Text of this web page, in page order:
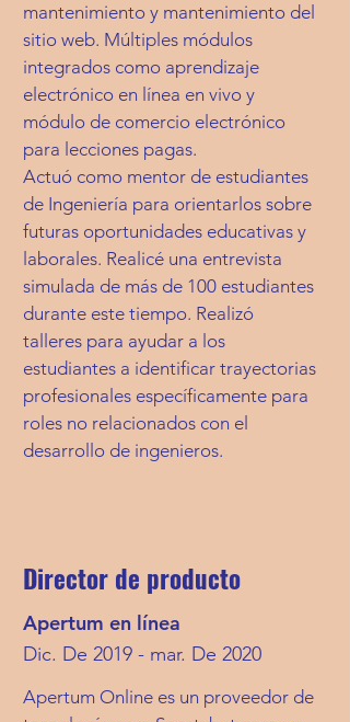
mantenimiento y mantenimiento del
sitio web. Múltiples módulos
integrados como aprendizaje
electrónico en línea en vivo y
módulo de comercio electrónico
para lecciones pagas.
Actuó como mentor de estudiantes
de Ingeniería para orientarlos sobre
futuras oportunidades educativas y
laborales. Realicé una entrevista
simulada de más de 100 estudiantes
durante este tiempo. Realizó
talleres para ayudar a los
estudiantes a identificar trayectorias
profesionales específicamente para
roles no relacionados con el
desarrollo de ingenieros.
Director de producto
Apertum en línea
Dic. De 2019 - mar. De 2020
Apertum Online es un proveedor de